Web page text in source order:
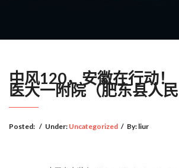
中风120，安徽在行动
医大一附院（肥东县人
Posted: / Under: Uncategorized / By: liur